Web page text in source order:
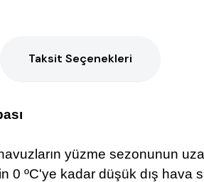
Taksit Seçenekleri
yüzme sezonunun
ºC'ye kadar düşük dış hava